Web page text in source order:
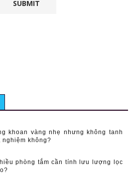
khoan vàng nhẹ nhưng không tanh
nghiệm không?
phòng tắm cần tính lưu lượng lọc